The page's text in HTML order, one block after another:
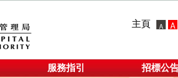
主頁
服務指引 招標公